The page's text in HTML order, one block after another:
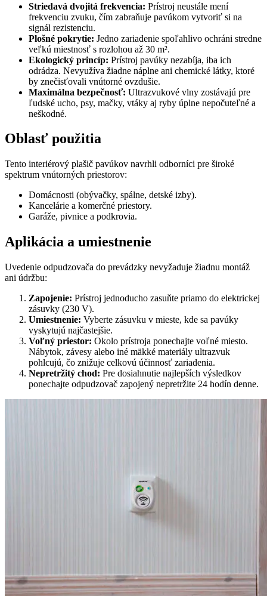
Striedavá dvojitá frekvencia: Prístroj neustále mení
frekvenciu zvuku, čím zabraňuje pavúkom vytvoriť si na
signál rezistenciu.
Plošné pokrytie: Jedno zariadenie spoľahlivo ochráni stredne
veľkú miestnosť s rozlohou až 30 m².
Ekologický princíp: Prístroj pavúky nezabíja, iba ich
odrádza. Nevyužíva žiadne náplne ani chemické látky, ktoré
by znečisťovali vnútorné ovzdušie.
Maximálna bezpečnosť: Ultrazvukové vlny zostávajú pre
ľudské ucho, psy, mačky, vtáky aj ryby úplne nepočuteľné a
neškodné.
Oblasť použitia
Tento interiérový plašič pavúkov navrhli odborníci pre široké
spektrum vnútorných priestorov:
Domácnosti (obývačky, spálne, detské izby).
Kancelárie a komerčné priestory.
Garáže, pivnice a podkrovia.
Aplikácia a umiestnenie
Uvedenie odpudzovača do prevádzky nevyžaduje žiadnu montáž
ani údržbu:
Zapojenie: Prístroj jednoducho zasuňte priamo do elektrickej
zásuvky (230 V).
Umiestnenie: Vyberte zásuvku v mieste, kde sa pavúky
vyskytujú najčastejšie.
Voľný priestor: Okolo prístroja ponechajte voľné miesto.
Nábytok, závesy alebo iné mäkké materiály ultrazvuk
pohlcujú, čo znižuje celkovú účinnosť zariadenia.
Nepretržitý chod: Pre dosiahnutie najlepších výsledkov
ponechajte odpudzovač zapojený nepretržite 24 hodín denne.